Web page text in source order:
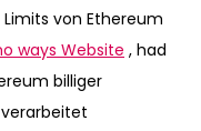
von Ethereum
ways Website , had
billiger